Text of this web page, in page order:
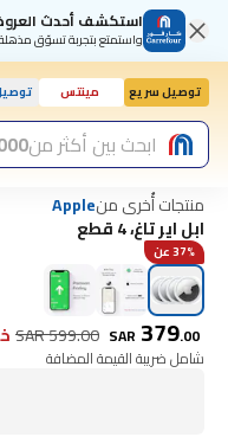
استكشف أحدث
واستمتع بتجربة تسوّق
توصيل سريع مينتس
ابحث بين أكثر من
منتجات أُخرى منApple
ابل اير تاغ، 4 قطع
37% عن
SAR 379.00
SAR599.00
شامل ضريبة القيمة المضافة